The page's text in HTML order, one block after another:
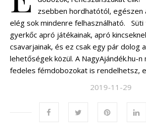
zsebben hordhatótól, egészen
elég sok mindenre felhasználható. Süti
gyerkőc apró játékainak, apró
csavarjainak, és ez csak egy pár dolog
lehetőségek közül. A NagyAjándék.hu-
fedeles fémdobozokat is rendelhetsz,
2019-11-29